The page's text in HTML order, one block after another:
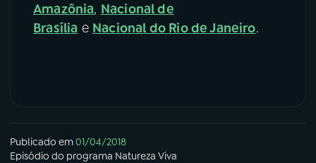
Amazônia, Nacional de
Brasília e Nacional do Rio de Janeiro.
Publicado em01/04/2018
Episódio do programa Natureza Viva